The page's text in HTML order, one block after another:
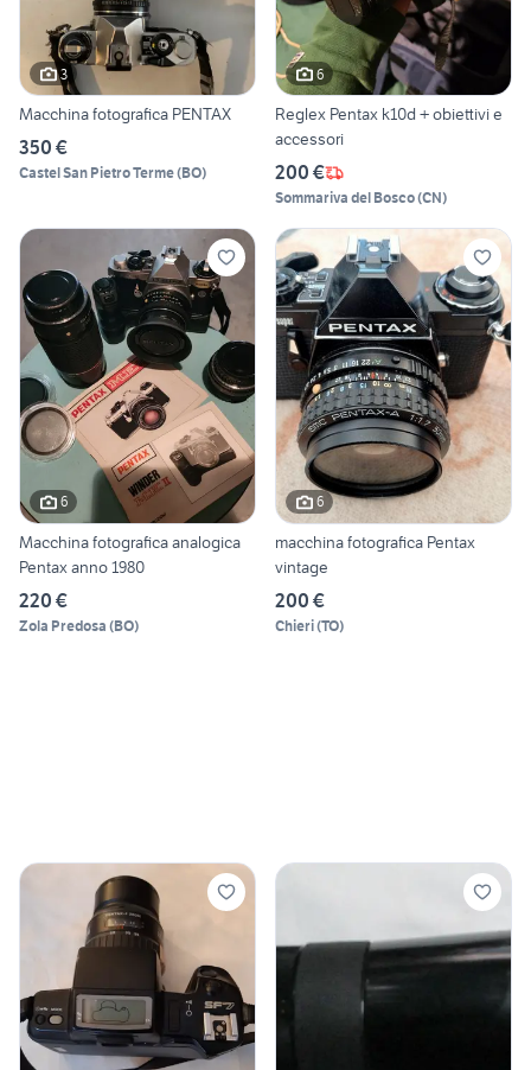
3
Macchina fotografica PENTAX
350 €
Castel San Pietro Terme(BO)
6
Reglex Pentax k10d + obiettivi e
accessori
200 €
Sommariva del Bosco(CN)
6
Macchina fotografica analogica
Pentax anno 1980
220 €
Zola Predosa (BO)
6
macchina fotografica Pentax
vintage
200 €
Chieri(TO)